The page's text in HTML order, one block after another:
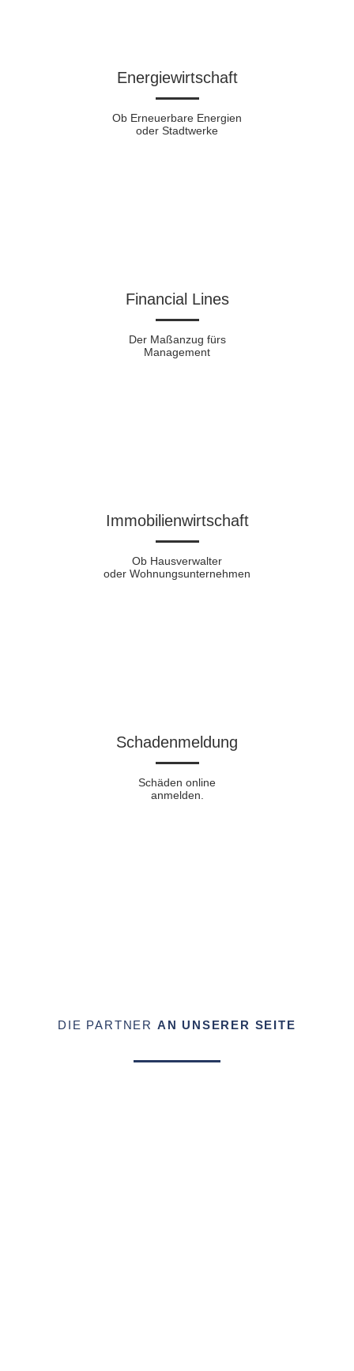
Energiewirtschaft
Ob Erneuerbare Energien
oder Stadtwerke
Financial Lines
Der Maßanzug fürs
Management
Immobilienwirtschaft
Ob Hausverwalter
oder Wohnungsunternehmen
Schadenmeldung​
Schäden online
anmelden.
DIE PARTNER AN UNSERER SEITE